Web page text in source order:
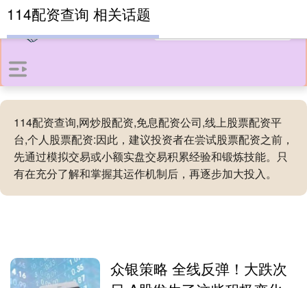
114配资查询,网炒股配资,免息配资公司,线上股票配资平
台,个人股票配资:因此，建议投资者在尝试股票配资之前，
先通过模拟交易或小额实盘交易积累经验和锻炼技能。只
有在充分了解和掌握其运作机制后，再逐步加大投入。
114配资查询 相关话题
众银策略 全线反弹！大跌次